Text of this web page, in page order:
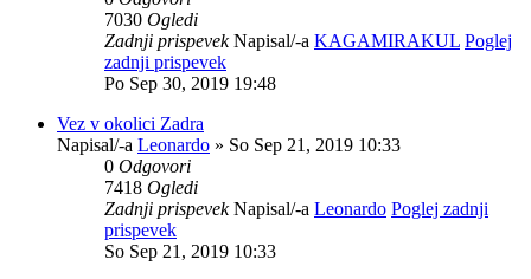
7030 Ogledi
Zadnji prispevekNapisal/-a KAGAMIRAKUL Poglej
zadnji prispevek
Po Sep 30, 2019 19:48
Vez v okolici Zadra
Napisal/-a Leonardo » So Sep 21, 2019 10:33
0 Odgovori
7418 Ogledi
Zadnji prispevekNapisal/-a Leonardo Poglej zadnji
prispevek
So Sep 21, 2019 10:33